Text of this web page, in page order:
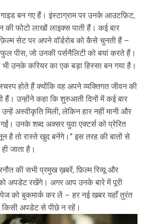
बन गए हैं। इंस्टाग्राम पर उनके आउटफ़िट,
फोटो लाखों लाइक्स पाती हैं। कई बार
सेट पर अपने वॉर्डरोब को कैसे चुनती हैं –
पीस, जो उनकी पर्सनैलिटी को बयां करते हैं।
उनके करियर का एक बड़ा हिस्सा बन गया है।
होते हैं क्योंकि वह अपने व्यक्तिगत जीवन की
उन्होंने कहा कि शुरुआती दिनों में कई बार
अस्वीकृति मिली, लेकिन हार नहीं मानी और
उनके शब्द अक्सर युवा एक्टर्स को प्रेरित
तो रास्ते खुद बनेंगे।” इस तरह की बातों से
जाता है।
की सभी प्रमुख ख़बरें, फ़िल्म रिव्यू और
को अपडेट रखेंगे। अगर आप उनके बारे में पूरी
पेज को बुकमार्क कर लें – हर नई खबर यहाँ तुरंत
किसी अपडेट से पीछे न रहें।